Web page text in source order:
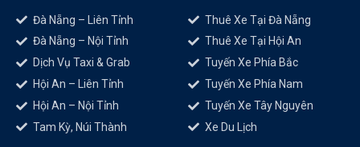
Đà Nẵng – Liên Tỉnh
Đà Nẵng – Nội Tỉnh
Dịch Vụ Taxi & Grab
Hội An – Liên Tỉnh
Hội An – Nội Tỉnh
Tam Kỳ, Núi Thành
Thuê Xe Tại Đà Nẵng
Thuê Xe Tại Hội An
Tuyến Xe Phía Bắc
Tuyến Xe Phía Nam
Tuyến Xe Tây Nguyên
Xe Du Lịch